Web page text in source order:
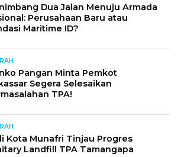
Dua Jalan Menuju Armada
Perusahaan Baru atau
Maritime ID?
Pangan Minta Pemkot
Segera Selesaikan
TPA!
Kota Munafri Tinjau Progres
Landfill TPA Tamangapa